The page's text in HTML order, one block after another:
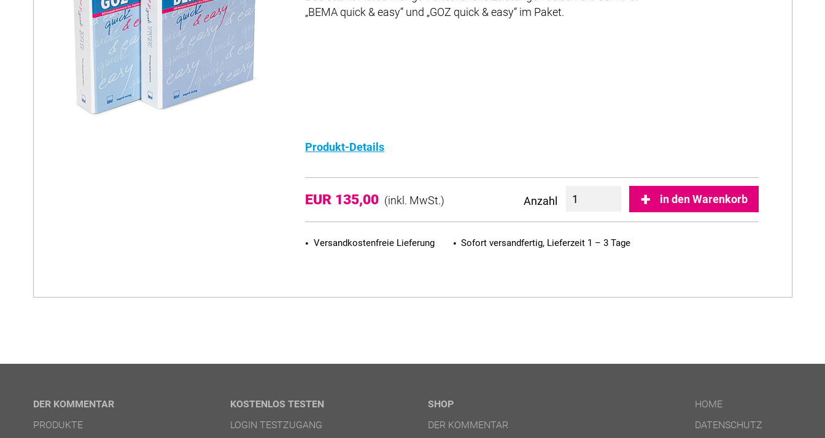
„BEMA quick & easy“ und „GOZ quick & easy“ im Paket.
Produkt-Details
EUR 135,00 (inkl. MwSt.) Anzahl in den Warenkorb
Versandkostenfreie Lieferung Sofort versandfertig, Lieferzeit 1 – 3 Tage
DER KOMMENTAR
PRODUKTE
KOSTENLOS TESTEN
LOGIN TESTZUGANG
SHOP
DER KOMMENTAR
HOME
DATENSCHUTZ